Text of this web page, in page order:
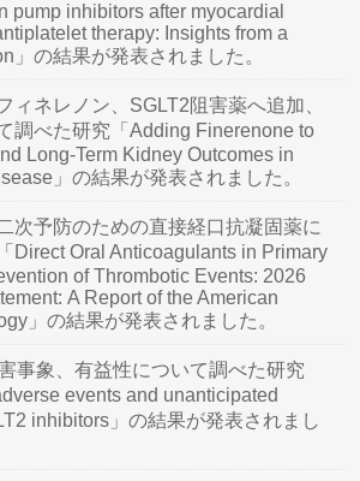
pump inhibitors after myocardial
therapy: Insights from a
」の結果が発表されました。
ィネレノン、SGLT2阻害薬へ追加、
調べた研究「Adding Finerenone to
Long-Term Kidney Outcomes in
」の結果が発表されました。
次予防のための直接経口抗凝固薬に
Direct Oral Anticoagulants in Primary
of Thrombotic Events: 2026
A Report of the American
」の結果が発表されました。
事象、有益性について調べた研究
events and unanticipated
inhibitors」の結果が発表されまし